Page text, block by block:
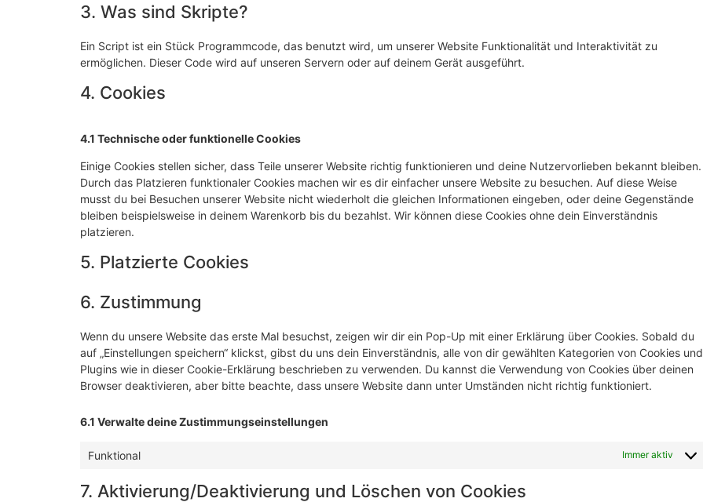
3. Was sind Skripte?
Ein Script ist ein Stück Programmcode, das benutzt wird, um unserer Website Funktionalität und Interaktivität zu
ermöglichen. Dieser Code wird auf unseren Servern oder auf deinem Gerät ausgeführt.
4. Cookies
4.1 Technische oder funktionelle Cookies
Einige Cookies stellen sicher, dass Teile unserer Website richtig funktionieren und deine Nutzervorlieben bekannt bleiben.
Durch das Platzieren funktionaler Cookies machen wir es dir einfacher unsere Website zu besuchen. Auf diese Weise
musst du bei Besuchen unserer Website nicht wiederholt die gleichen Informationen eingeben, oder deine Gegenstände
bleiben beispielsweise in deinem Warenkorb bis du bezahlst. Wir können diese Cookies ohne dein Einverständnis
platzieren.
5. Platzierte Cookies
6. Zustimmung
Wenn du unsere Website das erste Mal besuchst, zeigen wir dir ein Pop-Up mit einer Erklärung über Cookies. Sobald du
auf „Einstellungen speichern“ klickst, gibst du uns dein Einverständnis, alle von dir gewählten Kategorien von Cookies und
Plugins wie in dieser Cookie-Erklärung beschrieben zu verwenden. Du kannst die Verwendung von Cookies über deinen
Browser deaktivieren, aber bitte beachte, dass unsere Website dann unter Umständen nicht richtig funktioniert.
6.1 Verwalte deine Zustimmungseinstellungen
Funktional Immer aktiv
7. Aktivierung/Deaktivierung und Löschen von Cookies